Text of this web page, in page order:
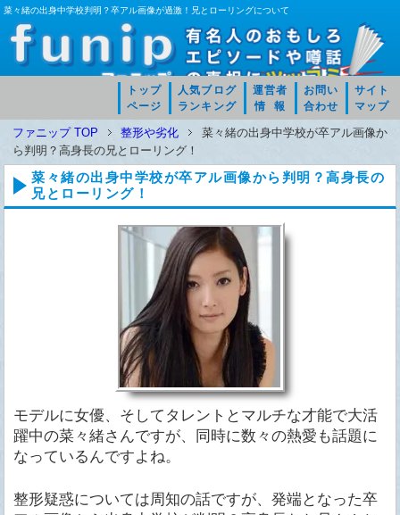
菜々緒の出身中学校判明？卒アル画像が過激！兄とローリングについて
サイト
マップ
お問い
合わせ
運営者
情 報
人気ブログ
ランキング
トップ
ページ
ファニップ TOP 整形や劣化
菜々緒の出身中学校が卒アル画像か
ら判明？高身長の兄とローリング！
菜々緒の出身中学校が卒アル画像から判明？高身長の
兄とローリング！
モデルに女優、そしてタレントとマルチな才能で大活
躍中の菜々緒さんですが、同時に数々の熱愛も話題に
なっているんですよね。
整形疑惑については周知の話ですが、発端となった卒